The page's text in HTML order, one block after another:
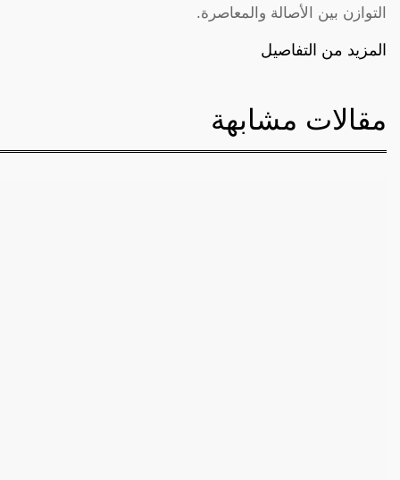
التوازن بين الأصالة والمعاصرة.
المزيد من التفاصيل
مقالات مشابهة